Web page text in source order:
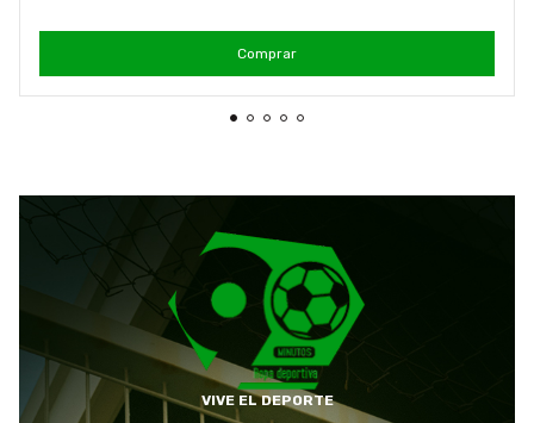
Comprar
VIVE EL DEPORTE